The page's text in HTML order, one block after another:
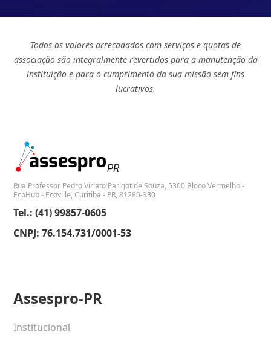
Todos os valores arrecadados com serviços e quotas de
associação são integralmente revertidos para a manutenção da
instituição e para o cumprimento da sua missão sem fins
lucrativos.
Rua Professor Pedro Viriato Parigot de Souza, 5300 Bloco Vermelho -
EcoHub - Ecoville, Curitiba - PR, 81280-330
Tel.: (41) 99857-0605
CNPJ: 76.154.731/0001-53
Assespro-PR
Institucional